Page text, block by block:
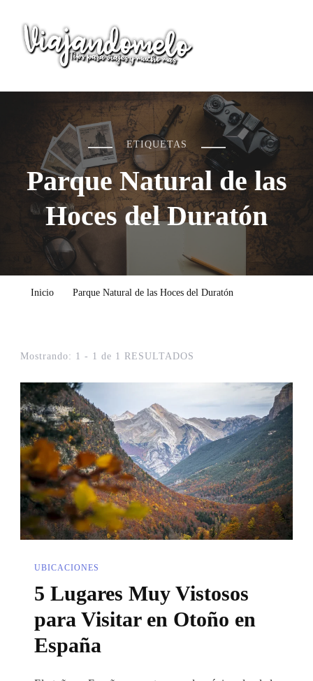
Viajandomelo
Todo lo que necesitas saber en tu próximo viaje
ETIQUETAS
Parque Natural de las
Hoces del Duratón
Inicio Parque Natural de las Hoces del Duratón
Mostrando: 1 - 1 de 1 RESULTADOS
UBICACIONES
5 Lugares Muy Vistosos
para Visitar en Otoño en
España